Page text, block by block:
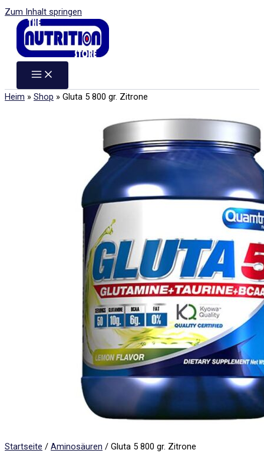
Zum Inhalt springen
Heim » Shop » Gluta 5 800 gr. Zitrone
Startseite / Aminosäuren / Gluta 5 800 gr. Zitrone